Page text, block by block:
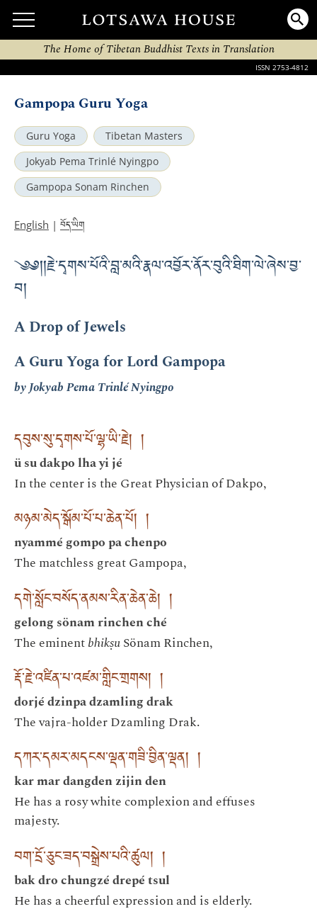
The Home of Tibetan Buddhist Texts in Translation
ISSN 2753-4812
Gampopa Guru Yoga
Guru Yoga
Tibetan Masters
Jokyab Pema Trinlé Nyingpo
Gampopa Sonam Rinchen
English | བོད་ཡིག
༄༅།།རྗེ་དྭགས་པོའི་བླ་མའི་རྣལ་འབྱོར་ནོར་བུའི་ཐིག་ལེ་ཞེས་བྱ་
བ།
A Drop of Jewels
A Guru Yoga for Lord Gampopa
by Jokyab Pema Trinlé Nyingpo
དབུས་སུ་དྭགས་པོ་ལྷ་ཡི་རྗེ། །
ü su dakpo lha yi jé
In the center is the Great Physician of Dakpo,
མཉམ་མེད་སྒོམ་པོ་པ་ཆེན་པོ། །
nyammé gompo pa chenpo
The matchless great Gampopa,
དགེ་སློང་བསོད་ནམས་རིན་ཆེན་ཆེ། །
gelong sönam rinchen ché
The eminentbhikṣuSönam Rinchen,
རྡོ་རྗེ་འཛིན་པ་འཛམ་གླིང་གྲགས། །
dorjé dzinpa dzamling drak
The vajra-holder Dzamling Drak.
དཀར་དམར་མདངས་ལྡན་གཟི་བྱིན་ལྡན། །
kar mar dangden zijin den
He has a rosy white complexion and effuses
majesty.
བག་དྲོ་ཅུང་ཟད་བསྒྲེས་པའི་ཚུལ། །
bak dro chungzé drepé tsul
He has a cheerful expression and is elderly.